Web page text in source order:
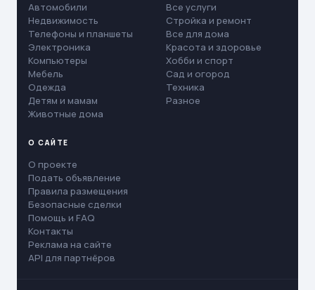
Автомобили
Недвижимость
Телефоны и планшеты
Электроника
Компьютеры
Мебель
Одежда
Детям и мамам
Животные дома
Все услуги
Стройка и ремонт
Все для дома
Красота и здоровье
Хобби и спорт
Сад и огород
Техника
Разное
О САЙТЕ
О проекте
Подать объявление
Правила размещения
Безопасные сделки
Помощь и FAQ
Контакты
Реклама на сайте
API для партнёров